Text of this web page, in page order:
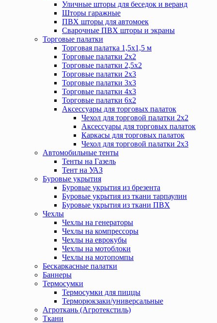
Уличные шторы для беседок и веранд
Шторы гаражные
ПВХ шторы для автомоек
Сварочные ПВХ шторы и экраны
Торговые палатки
Торговая палатка 1,5х1,5 м
Торговые палатки 2х2
Торговые палатки 2,5х2
Торговые палатки 2х3
Торговые палатки 3х3
Торговые палатки 4х3
Торговые палатки 6х2
Аксессуары для торговых палаток
Чехол для торговой палатки 2х2
Аксессуары для торговых палаток
Каркасы для торговых палаток
Чехол для торговой палатки 2х3
Автомобильные тенты
Тенты на Газель
Тент на УАЗ
Буровые укрытия
Буровые укрытия из брезента
Буровые укрытия из ткани тарпаулин
Буровые укрытия из ткани ПВХ
Чехлы
Чехлы на генераторы
Чехлы на компрессоры
Чехлы на еврокубы
Чехлы на мотоблоки
Чехлы на мотопомпы
Бескаркасные палатки
Баннеры
Термосумки
Термосумки для пиццы
Терморюкзаки/универсальные
Агроткань (Агротекстиль)
Ткани